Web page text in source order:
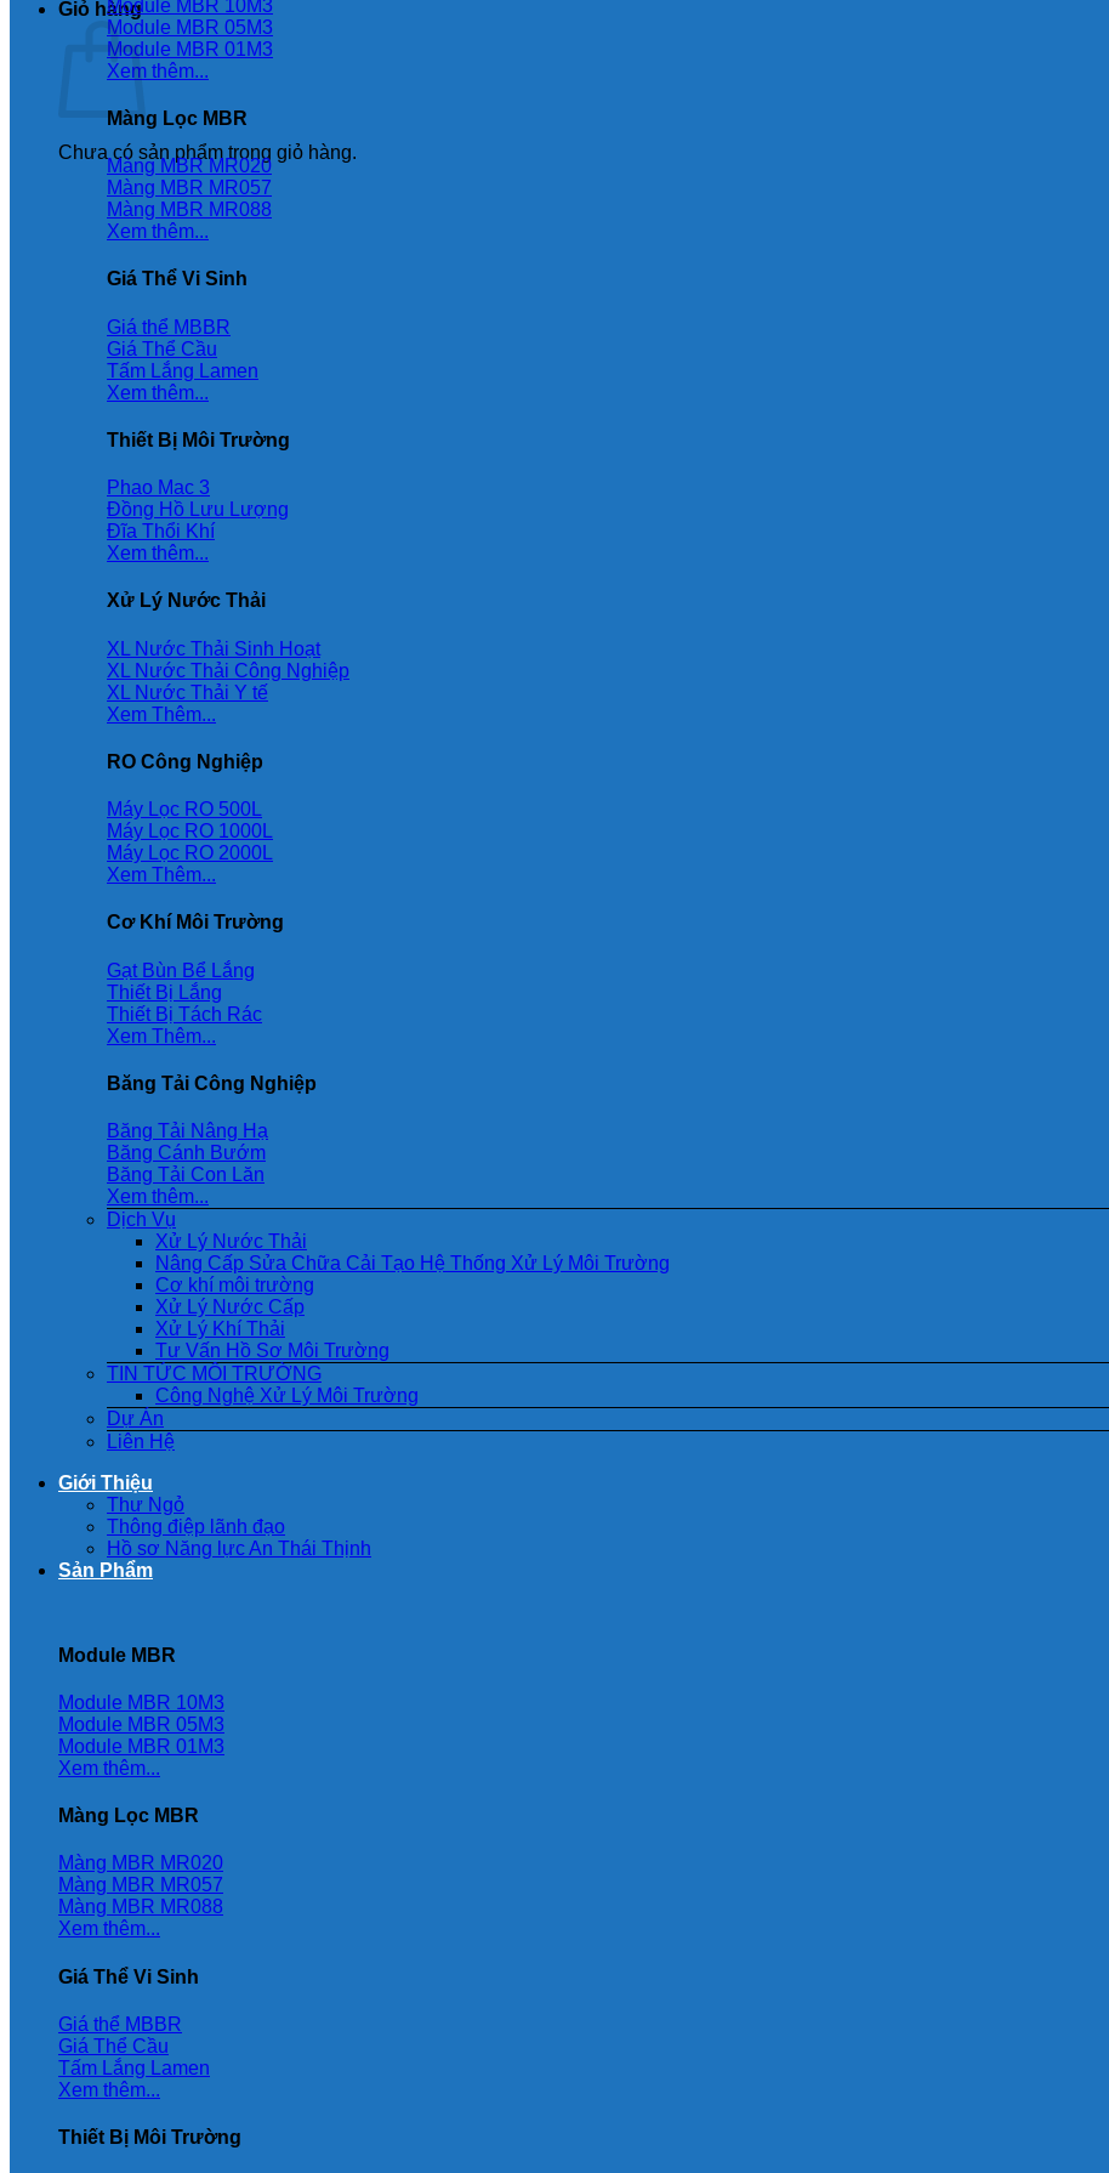
Giỏ hàng
Chưa có sản phẩm trong giỏ hàng.
Module MBR 10M3
Module MBR 05M3
Module MBR 01M3
Xem thêm...
Màng Lọc MBR
Màng MBR MR020
Màng MBR MR057
Màng MBR MR088
Xem thêm...
Giá Thể Vi Sinh
Giá thể MBBR
Giá Thể Cầu
Tấm Lắng Lamen
Xem thêm...
Thiết Bị Môi Trường
Phao Mac 3
Đồng Hồ Lưu Lượng
Đĩa Thổi Khí
Xem thêm...
Xử Lý Nước Thải
XL Nước Thải Sinh Hoạt
XL Nước Thải Công Nghiệp
XL Nước Thải Y tế
Xem Thêm...
RO Công Nghiệp
Máy Lọc RO 500L
Máy Lọc RO 1000L
Máy Lọc RO 2000L
Xem Thêm...
Cơ Khí Môi Trường
Gạt Bùn Bể Lắng
Thiết Bị Lắng
Thiết Bị Tách Rác
Xem Thêm...
Băng Tải Công Nghiệp
Băng Tải Nâng Hạ
Băng Cánh Bướm
Băng Tải Con Lăn
Xem thêm...
Dịch Vụ
Xử Lý Nước Thải
Nâng Cấp Sửa Chữa Cải Tạo Hệ Thống Xử Lý Môi Trường
Cơ khí môi trường
Xử Lý Nước Cấp
Xử Lý Khí Thải
Tư Vấn Hồ Sơ Môi Trường
TIN TỨC MÔI TRƯỜNG
Công Nghệ Xử Lý Môi Trường
Dự Án
Liên Hệ
Giới Thiệu
Thư Ngỏ
Thông điệp lãnh đạo
Hồ sơ Năng lực An Thái Thịnh
Sản Phẩm
Module MBR
Module MBR 10M3
Module MBR 05M3
Module MBR 01M3
Xem thêm...
Màng Lọc MBR
Màng MBR MR020
Màng MBR MR057
Màng MBR MR088
Xem thêm...
Giá Thể Vi Sinh
Giá thể MBBR
Giá Thể Cầu
Tấm Lắng Lamen
Xem thêm...
Thiết Bị Môi Trường